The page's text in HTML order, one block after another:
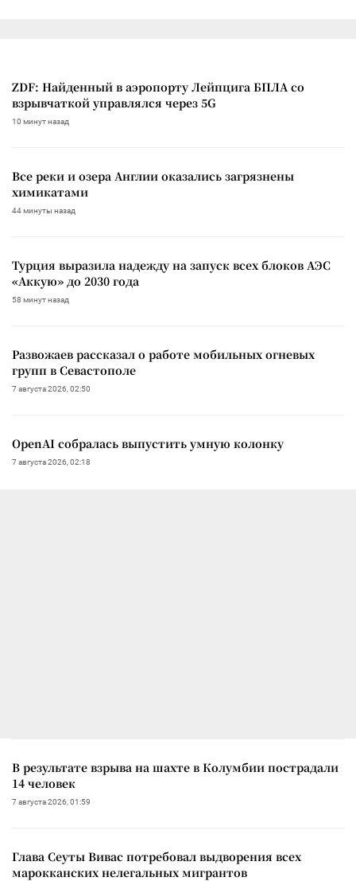
ZDF: Найденный в аэропорту Лейпцига БПЛА со
взрывчаткой управлялся через 5G
10 минут назад
Все реки и озера Англии оказались загрязнены
химикатами
44 минуты назад
Турция выразила надежду на запуск всех блоков АЭС
«Аккую» до 2030 года
58 минут назад
Развожаев рассказал о работе мобильных огневых
групп в Севастополе
7 августа 2026, 02:50
OpenAI собралась выпустить умную колонку
7 августа 2026, 02:18
В результате взрыва на шахте в Колумбии пострадали
14 человек
7 августа 2026, 01:59
Глава Сеуты Вивас потребовал выдворения всех
марокканских нелегальных мигрантов